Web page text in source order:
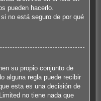
pueden hacerlo.
no está seguro de por qué
su propio conjunto de
alguna regla puede recibir
esta es una decisión de
no tiene nada que